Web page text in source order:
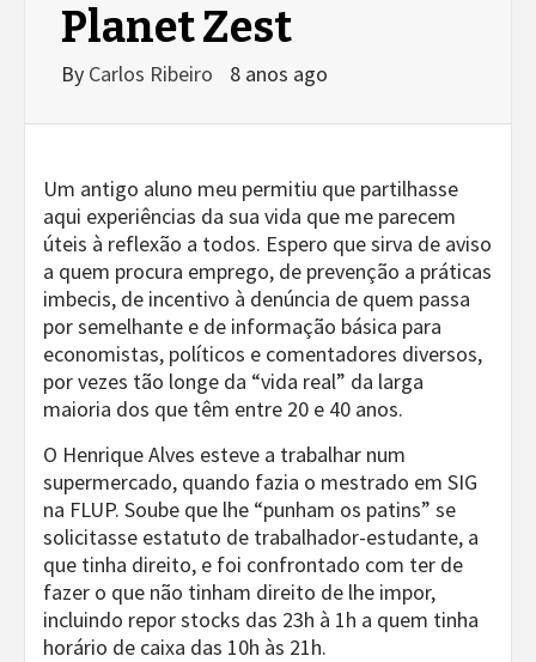
Planet Zest
By Carlos Ribeiro 8 anos ago
Um antigo aluno meu permitiu que partilhasse
aqui experiências da sua vida que me parecem
úteis à reflexão a todos. Espero que sirva de aviso
a quem procura emprego, de prevenção a práticas
imbecis, de incentivo à denúncia de quem passa
por semelhante e de informação básica para
economistas, políticos e comentadores diversos,
por vezes tão longe da “vida real” da larga
maioria dos que têm entre 20 e 40 anos.
O Henrique Alves esteve a trabalhar num
supermercado, quando fazia o mestrado em SIG
na FLUP. Soube que lhe “punham os patins” se
solicitasse estatuto de trabalhador-estudante, a
que tinha direito, e foi confrontado com ter de
fazer o que não tinham direito de lhe impor,
incluindo repor stocks das 23h à 1h a quem tinha
horário de caixa das 10h às 21h.